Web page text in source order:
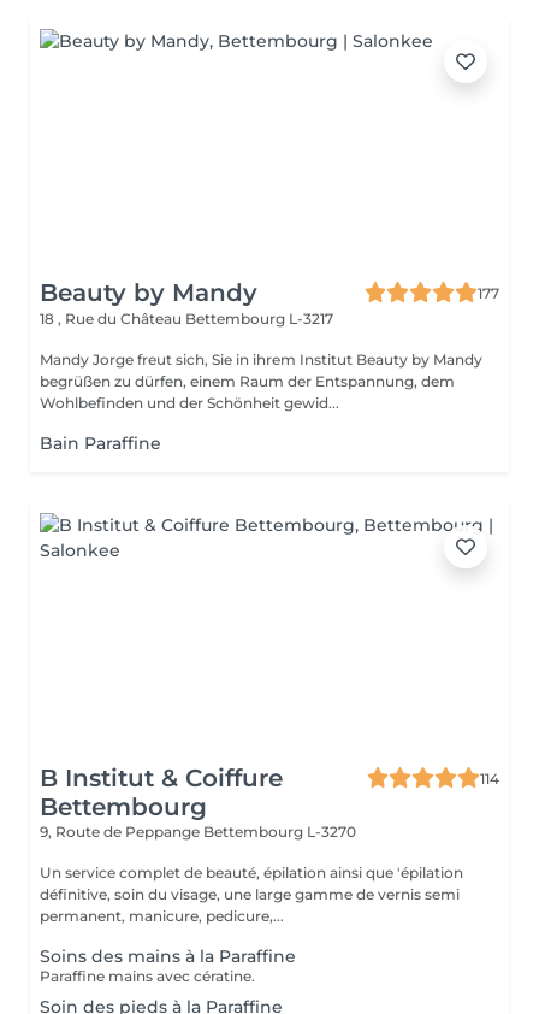
Beauty by Mandy
177
18 , Rue du Château Bettembourg L-3217
Mandy Jorge freut sich, Sie in ihrem Institut Beauty by Mandy
begrüßen zu dürfen, einem Raum der Entspannung, dem
Wohlbefinden und der Schönheit gewid...
Bain Paraffine
B Institut & Coiffure
Bettembourg
114
9, Route de Peppange Bettembourg L-3270
Un service complet de beauté, épilation ainsi que 'épilation
définitive, soin du visage, une large gamme de vernis semi
permanent, manicure, pedicure,...
Soins des mains à la Paraffine
Paraffine mains avec cératine.
Soin des pieds à la Paraffine